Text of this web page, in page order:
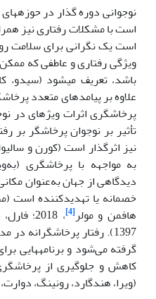
نوجوانی دوره گذار در
است با مشکلات رفتاری نیز
است یک نگرانی برای سلامت
ویژگی رفتاری و عاطفی که
باشد، تعریف میشود (سیدو،
علاوه بر پیامدهای متعدد
پرخاشگری اثرات ویژه­ای در
تأثیر بر نوجوان پرخاشگر بر
نیز اثرگذار است (کورن و
به مواجهه با پرخاشگری
دیدگاهی از جهان به‌عنوان
خصمانه یا تهدیدکننده است
هافمن و مولر[4]
، 2018؛
1397). رفتار پرخاشگرانه
گرفته می‌شود و برنامه­هایی
کاهش و جلوگیری از
(ویرا، هندگارد، رونینگ،